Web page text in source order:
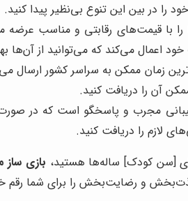
را در بین این تنوع بی‌نظیر پیدا کنید.
را با قیمت‌های رقابتی و مناسب
اعمال می‌کند که می‌توانید از آن‌ها
زمان ممکن به سراسر کشور ارسال
آن را دریافت کنید.
مجرب و پاسخگو است که در
لازم را دریافت کنید.
[سن کودک] ساله‌ها هستید، بازی ساز
و رضایت‌بخش را برای شما رقم